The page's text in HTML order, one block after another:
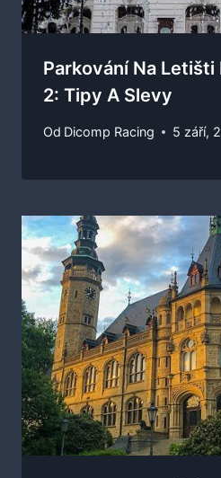
Parkování Na Letišti
2: Tipy A Slevy
Od Dicomp Racing 5 září,